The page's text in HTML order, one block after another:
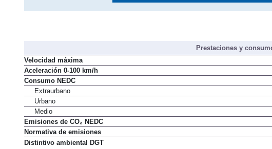
OFERTA
Prestaciones y
Velocidad máxima
Aceleración 0-100 km/h
Consumo NEDC
Extraurbano
Urbano
Medio
Emisiones de CO₂ NEDC
Normativa de emisiones